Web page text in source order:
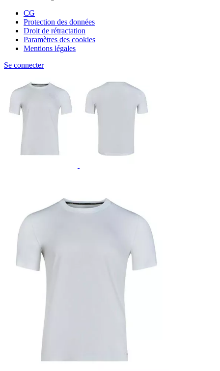
CG
Protection des données
Droit de rétractation
Paramètres des cookies
Mentions légales
Se connecter